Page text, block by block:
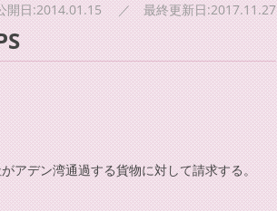
開日:2014.01.15 ／ 最終更新日:2017.11.27
アデン湾通過する貨物に対して請求する。